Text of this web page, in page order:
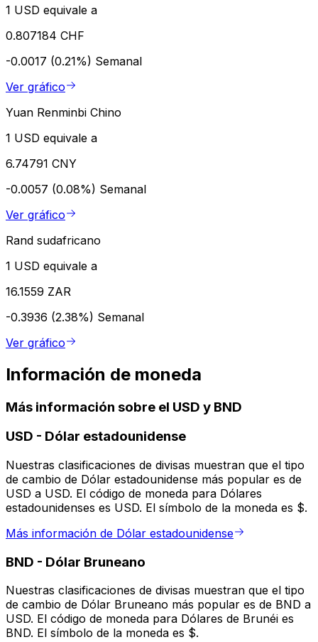
1 USD equivale a
0.807184 CHF
-0.0017 (0.21%) Semanal
Ver gráfico
Yuan Renminbi Chino
1 USD equivale a
6.74791 CNY
-0.0057 (0.08%) Semanal
Ver gráfico
Rand sudafricano
1 USD equivale a
16.1559 ZAR
-0.3936 (2.38%) Semanal
Ver gráfico
Información de moneda
Más información sobre el USD y BND
USD - Dólar estadounidense
Nuestras clasificaciones de divisas muestran que el tipo
de cambio de Dólar estadounidense más popular es de
USD a USD. El código de moneda para Dólares
estadounidenses es USD. El símbolo de la moneda es $.
Más información de Dólar estadounidense
BND - Dólar Bruneano
Nuestras clasificaciones de divisas muestran que el tipo
de cambio de Dólar Bruneano más popular es de BND a
USD. El código de moneda para Dólares de Brunéi es
BND. El símbolo de la moneda es $.